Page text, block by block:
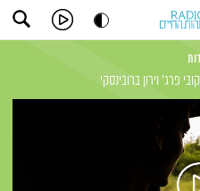
קובי פרג' וירון ברובינסקי